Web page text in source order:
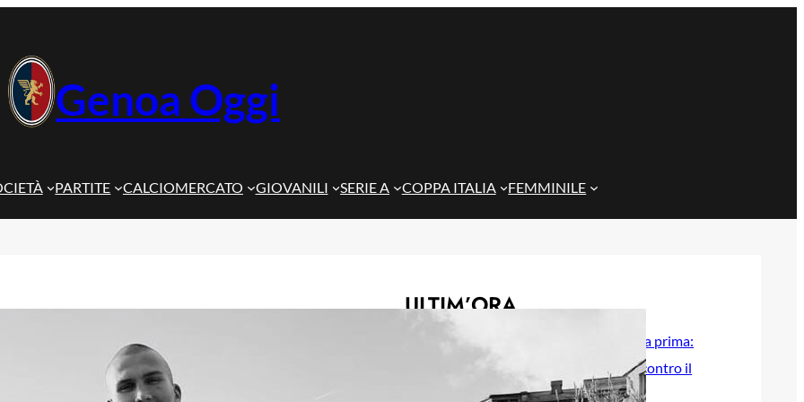
Genoa Oggi
PARTITE CALCIOMERCATO GIOVANILI SERIE A COPPA ITALIA FEMMINILE
ULTIM’ORA
Genoa Women, buona la prima:
Cafferata decide il test contro il